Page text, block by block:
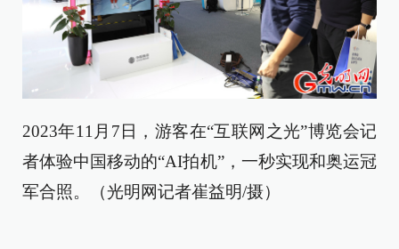
2023年11月7日，游客在“互联网之光”博览会记
者体验中国移动的“AI拍机”，一秒实现和奥运冠
军合照。（光明网记者崔益明/摄）